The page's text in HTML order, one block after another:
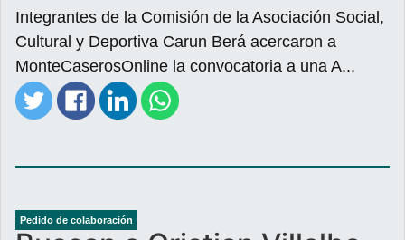
Integrantes de la Comisión de la Asociación Social,
Cultural y Deportiva Carun Berá acercaron a
MonteCaserosOnline la convocatoria a una A...
Pedido de colaboración